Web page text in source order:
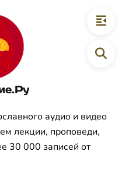
аудио и видео
лекции, проповеди,
30 000 записей от